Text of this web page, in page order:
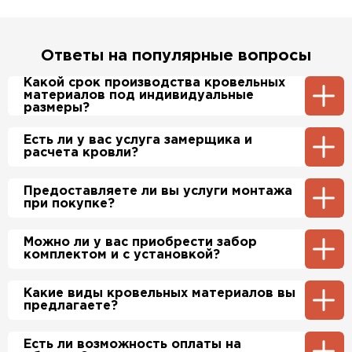
Ответы на популярные вопросы
Какой срок производства кровельных
материалов под индивидуальные
размеры?
Примерный срок производства
металлочерепицы и профнастила 1-2 дня.
Производственные мощности позволяют нам
Есть ли у вас услуга замерщика и
расчета кровли?
Да, у нас в штате есть инженер-замерщик,
который по Вашей просьбе приедет на
этом стоимость расчета нашим специалистом
будет бесплатно.
Предоставляете ли вы услуги монтажа
при покупке?
Да, если это необходимо заказчику, мы можем
полностью смонтировать Вашу кровлю и
Можно ли у вас приобрести забор
комплектом и с установкой?
Да, мы продаем материалы для забора
комплектами, в нашем ассортименте есть
доборные и комплектующие элементы
Какие виды кровельных материалов вы
предлагаете?
Мы предлагаем широкий выбор кровельных
Есть ли возможность оплаты на